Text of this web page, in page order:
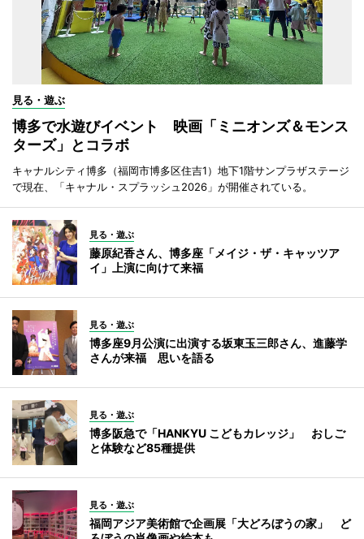
見る・遊ぶ
博多で水遊びイベント 映画「ミニオンズ＆モンス
ターズ」とコラボ
キャナルシティ博多（福岡市博多区住吉1）地下1階サンプラザステージ
で現在、「キャナル・スプラッシュ2026」が開催されている。
見る・遊ぶ
藤原紀香さん、博多座「メイジ・ザ・キャッツア
イ」上演に向けて来福
見る・遊ぶ
博多座9月公演に出演する坂東玉三郎さん、進藤学
さんが来福 思いを語る
見る・遊ぶ
博多阪急で「HANKYU こどもカレッジ」 おしご
と体験など85種提供
見る・遊ぶ
福岡アジア美術館で企画展「大どろぼうの家」 ど